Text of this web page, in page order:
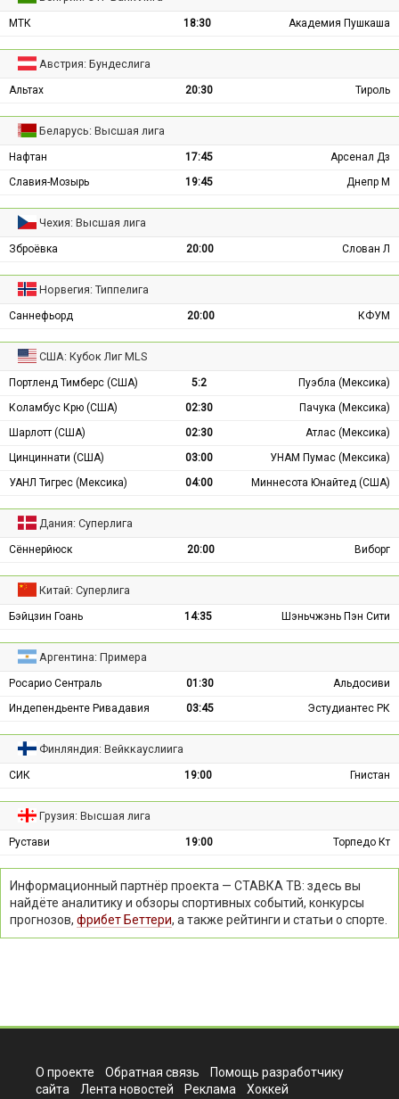
МТК 18:30 Академия Пушкаша
Австрия: Бундеслига
Альтах 20:30 Тироль
Беларусь: Высшая лига
Нафтан 17:45
Арсенал Дз
Славия-Мозырь
19:45 Днепр М
Чехия: Высшая лига
Зброёвка 20:00 Слован Л
Норвегия: Типпелига
Саннефьорд 20:00 КФУМ
США: Кубок Лиг MLS
Портленд Тимберс (США) 5:2
Пуэбла (Мексика)
Коламбус Крю (США)
02:30
Пачука (Мексика)
Шарлотт (США)
02:30
Атлас (Мексика)
Цинциннати (США)
03:00
УНАМ Пумас (Мексика)
УАНЛ Тигрес (Мексика)
04:00 Миннесота Юнайтед (США)
Дания: Суперлига
Сённерйюск 20:00 Виборг
Китай: Суперлига
Бэйцзин Гоань 14:35 Шэньчжэнь Пэн Сити
Аргентина: Примера
Росарио Сентраль 01:30
Альдосиви
Индепендьенте Ривадавия
03:45 Эстудиантес РК
Финляндия: Вейккауслиига
СИК 19:00 Гнистан
Грузия: Высшая лига
Рустави 19:00 Торпедо Кт
Информационный партнёр проекта — СТАВКА ТВ: здесь вы
найдёте аналитику и обзоры спортивных событий, конкурсы
прогнозов, фрибет Беттери, а также рейтинги и статьи о спорте.
О проекте Обратная связь
Помощь разработчику
сайта
Лента новостей Реклама Хоккей